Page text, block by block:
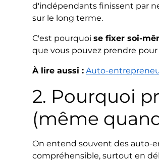
d'indépendants finissent par
sur le long terme.
C'est pourquoi se fixer soi-
que vous pouvez prendre
À lire aussi : Auto-
2. Pourquoi
(même
On entend souvent des auto-
compréhensible, surtout en